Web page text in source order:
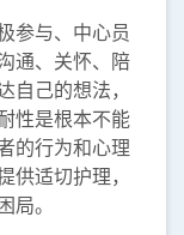
参与、中心员
通、关怀、陪
己的想法，
性是根本不能
的行为和心理
适切护理，
。